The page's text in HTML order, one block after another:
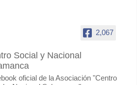
2,067
Social y Nacional
oficial de la Asociación "Centro